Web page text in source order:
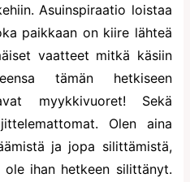
Asuinspiraatio loistaa
paikkaan on kiire lähteä
vaatteet mitkä käsiin
tämän hetkiseen
myykkivuoret! Sekä
Olen aina
ja jopa silittämistä,
ihan hetkeen silittänyt.